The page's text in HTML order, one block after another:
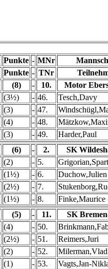
Punkte - MNr
Punkte - TNr
(8) - 10.
Motor
(3½) - 46.
Tesch,Davy
(3) - 47.
(4) - 48.
(3) - 49.
Harder,Paul
(6) - 2.
SK
(2) - 5.
(1½) - 6.
Duchow,Julien
(2½) - 7.
(1½) - 8.
Finke,Maurice
(5) - 11.
SK
(4) - 50.
(2½) - 51.
Reimers,Juri
(2) - 52.
(1) - 53.
Vagts,Jan-